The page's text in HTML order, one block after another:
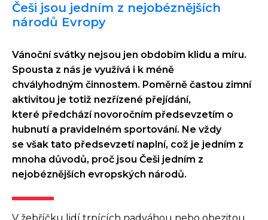
Češi jsou jedním z nejobéznějších
národů Evropy
Vánoční svátky nejsou jen obdobím klidu a míru.
Spousta z nás je využívá i k méně
chvályhodným činnostem. Poměrně častou zimní
aktivitou je totiž nezřízené přejídání,
které předchází novoročním předsevzetím o
hubnutí a pravidelném sportování. Ne vždy
se však tato předsevzetí naplní, což je jedním z
mnoha důvodů, proč jsou Češi jedním z
nejobéznějších evropských národů.